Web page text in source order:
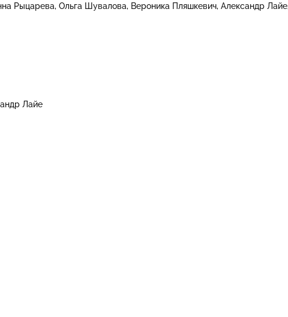
Рыцарева Ольга Шувалова Вероника Пляшкевич Александр Лайе
Лайе